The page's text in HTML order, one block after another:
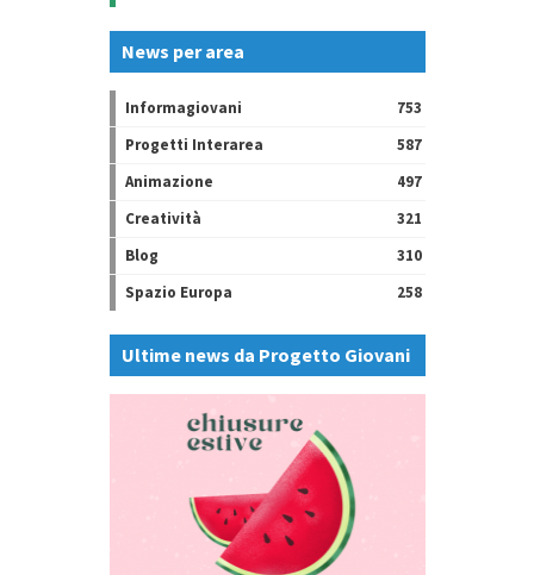
News per area
Informagiovani
753
Progetti Interarea
587
Animazione
497
Creatività
321
Blog
310
Spazio Europa
258
Ultime news da Progetto Giovani